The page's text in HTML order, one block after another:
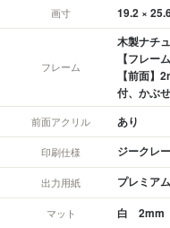
画寸 19.2 ×
フレーム
木製ナチ
【フレ
【前面
付、かぶ
前面アクリル あり
印刷仕様 ジークレ
出力用紙 プレミア
マット 白 2mm